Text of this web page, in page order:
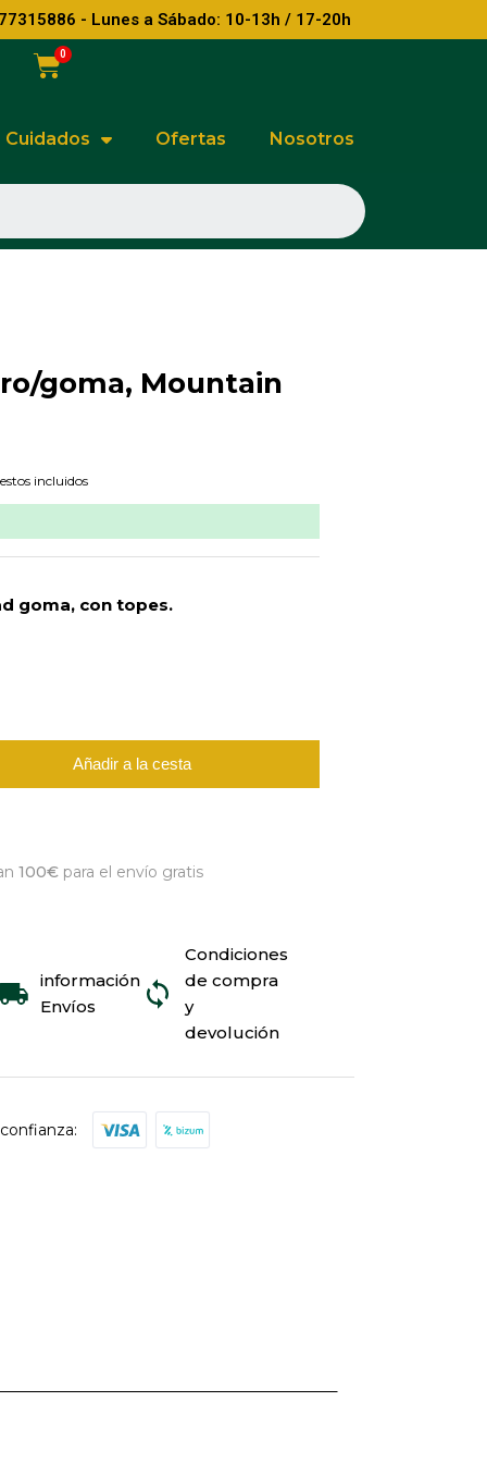
- Lunes a Sábado: 10-13h / 17-20h
Cuidados Ofertas Nosotros
goma, Mountain
incluidos
goma, con topes.
Añadir a la cesta
100€ para el envío gratis
información
Envíos
Condiciones
de compra
y
devolución